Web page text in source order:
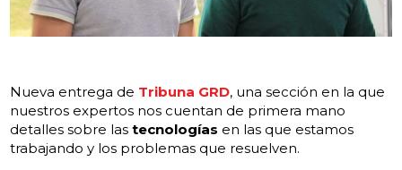
Nueva entrega de Tribuna GRD, una sección en la que
nuestros expertos nos cuentan de primera mano
detalles sobre lastecnologías en las que estamos
trabajando y los problemas que resuelven.